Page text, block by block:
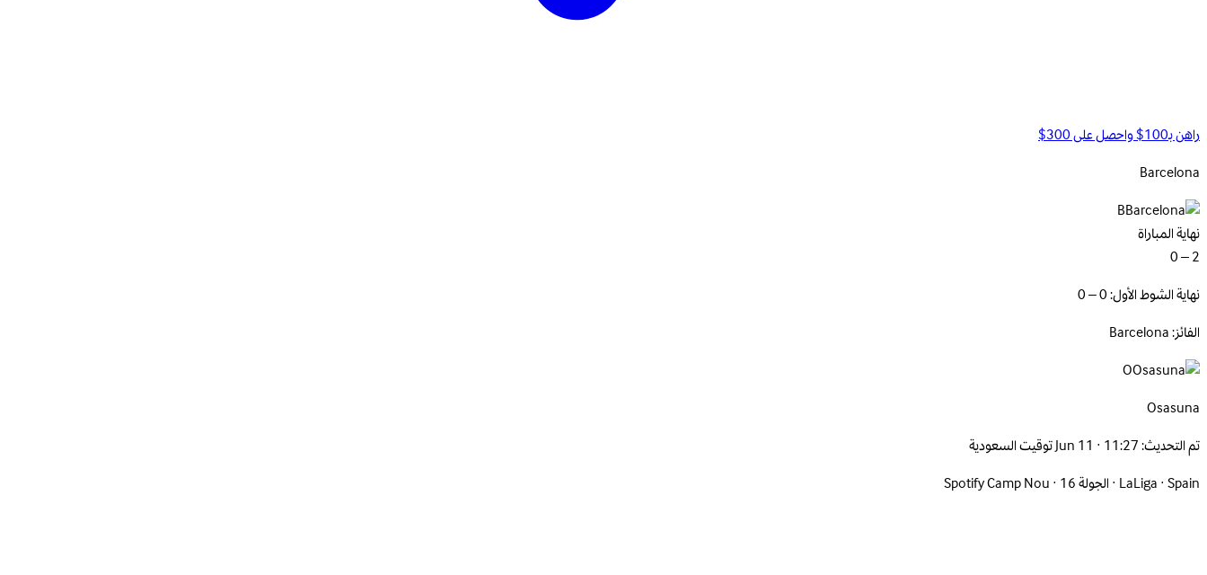
راهن بـ100$ واحصل على 300$
Barcelona
B
نهاية المباراة
2 – 0
نهاية الشوط الأول: 0 – 0
الفائز: Barcelona
O
Osasuna
تم التحديث:Jun 11 · 11:27 توقيت السعودية
LaLiga·Spain
·الجولة 16 ·
Spotify Camp Nou